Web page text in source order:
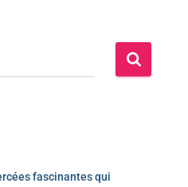
fascinantes qui